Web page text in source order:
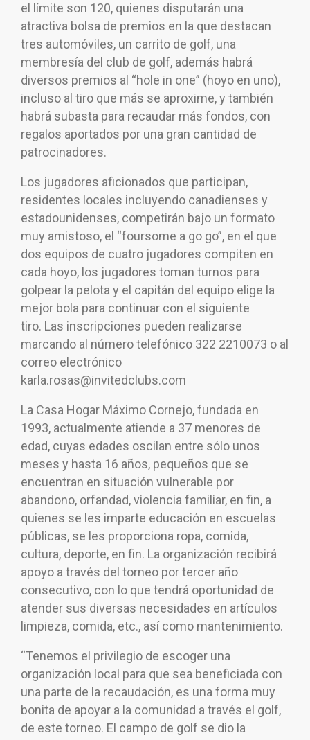
el límite son 120, quienes disputarán una
atractiva bolsa de premios en la que destacan
tres automóviles, un carrito de golf, una
membresía del club de golf, además habrá
diversos premios al “hole in one” (hoyo en uno),
incluso al tiro que más se aproxime, y también
habrá subasta para recaudar más fondos, con
regalos aportados por una gran cantidad de
patrocinadores.
Los jugadores aficionados que participan,
residentes locales incluyendo canadienses y
estadounidenses, competirán bajo un formato
muy amistoso, el “foursome a go go”, en el que
dos equipos de cuatro jugadores compiten en
cada hoyo, los jugadores toman turnos para
golpear la pelota y el capitán del equipo elige la
mejor bola para continuar con el siguiente
tiro. Las inscripciones pueden realizarse
marcando al número telefónico 322 2210073 o al
correo electrónico
karla.rosas@invitedclubs.com
La Casa Hogar Máximo Cornejo, fundada en
1993, actualmente atiende a 37 menores de
edad, cuyas edades oscilan entre sólo unos
meses y hasta 16 años, pequeños que se
encuentran en situación vulnerable por
abandono, orfandad, violencia familiar, en fin, a
quienes se les imparte educación en escuelas
públicas, se les proporciona ropa, comida,
cultura, deporte, en fin. La organización recibirá
apoyo a través del torneo por tercer año
consecutivo, con lo que tendrá oportunidad de
atender sus diversas necesidades en artículos
limpieza, comida, etc., así como mantenimiento.
“Tenemos el privilegio de escoger una
organización local para que sea beneficiada con
una parte de la recaudación, es una forma muy
bonita de apoyar a la comunidad a través el golf,
de este torneo. El campo de golf se dio la